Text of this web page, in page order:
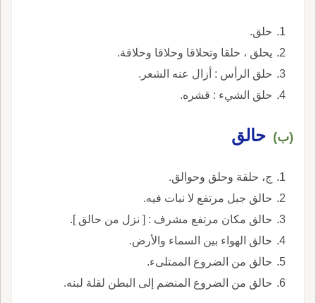
حلق.
يحلق ، حلقا وتحلاقا وحلاقا وحلاقة.
حلق الرأس : أزال عنه الشعر.
حلق الشيء : قشره.
(ب) حالق
ج، حلقة وحلق وحوالق.
حالق جبل مرتفع لا نبات فيه.
حالق مكان مرتفع مشرف : [ نزل من حالق ].
حالق الهواء بين السماء والأرض.
حالق من الضروع الممتلىء.
حالق من الضروع المنضم إلى البطن لقلة لبنه.